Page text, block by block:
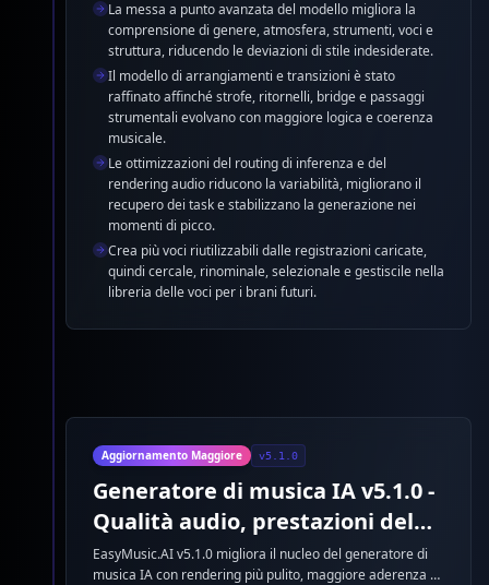
La messa a punto avanzata del modello migliora la
comprensione di genere, atmosfera, strumenti, voci e
struttura, riducendo le deviazioni di stile indesiderate.
Il modello di arrangiamenti e transizioni è stato
raffinato affinché strofe, ritornelli, bridge e passaggi
strumentali evolvano con maggiore logica e coerenza
musicale.
Le ottimizzazioni del routing di inferenza e del
rendering audio riducono la variabilità, migliorano il
recupero dei task e stabilizzano la generazione nei
momenti di picco.
Crea più voci riutilizzabili dalle registrazioni caricate,
quindi cercale, rinominale, selezionale e gestiscile nella
libreria delle voci per i brani futuri.
Aggiornamento Maggiore v5.1.0
Generatore di musica IA v5.1.0 -
Qualità audio, prestazioni del
modello e creatore di beat IA
EasyMusic.AI v5.1.0 migliora il nucleo del generatore di
musica IA con rendering più pulito, maggiore aderenza al